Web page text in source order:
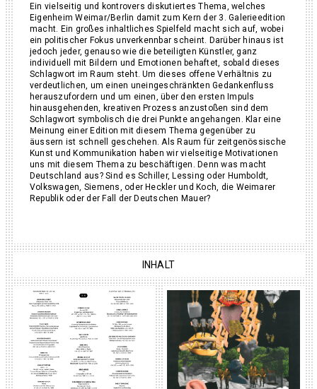
Ein vielseitig und kontrovers diskutiertes Thema, welches
Eigenheim Weimar/Berlin damit zum Kern der 3. Galerieedition
macht. Ein großes inhaltliches Spielfeld macht sich auf, wobei
ein politischer Fokus unverkennbar scheint. Darüber hinaus ist
jedoch jeder, genauso wie die beteiligten Künstler, ganz
individuell mit Bildern und Emotionen behaftet, sobald dieses
Schlagwort im Raum steht. Um dieses offene Verhältnis zu
verdeutlichen, um einen uneingeschränkten Gedankenfluss
herauszufordern und um einen, über den ersten Impuls
hinausgehenden, kreativen Prozess anzustoßen sind dem
Schlagwort symbolisch die drei Punkte angehangen. Klar eine
Meinung einer Edition mit diesem Thema gegenüber zu
äussern ist schnell geschehen. Als Raum für zeitgenössische
Kunst und Kommunikation haben wir vielseitige Motivationen
uns mit diesem Thema zu beschäftigen. Denn was macht
Deutschland aus? Sind es Schiller, Lessing oder Humboldt,
Volkswagen, Siemens, oder Heckler und Koch, die Weimarer
Republik oder der Fall der Deutschen Mauer?
INHALT